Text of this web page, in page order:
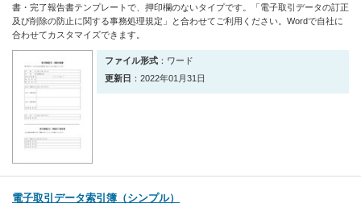
書・完了報告書テンプレートで、押印欄のないタイプです。「電子取引データの訂正
及び削除の防止に関する事務処理規定」と合わせてご利用ください。Wordで自社に
合わせてカスタマイズできます。
ファイル形式 ：ワード
更新日 ：2022年01月31日
電子取引データ索引簿（シンプル）